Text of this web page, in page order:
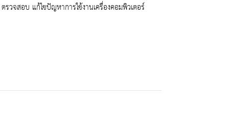
รวจสอบ แก้ไขปัญหาการใช้งานเครื่องคอมพิวเตอร์